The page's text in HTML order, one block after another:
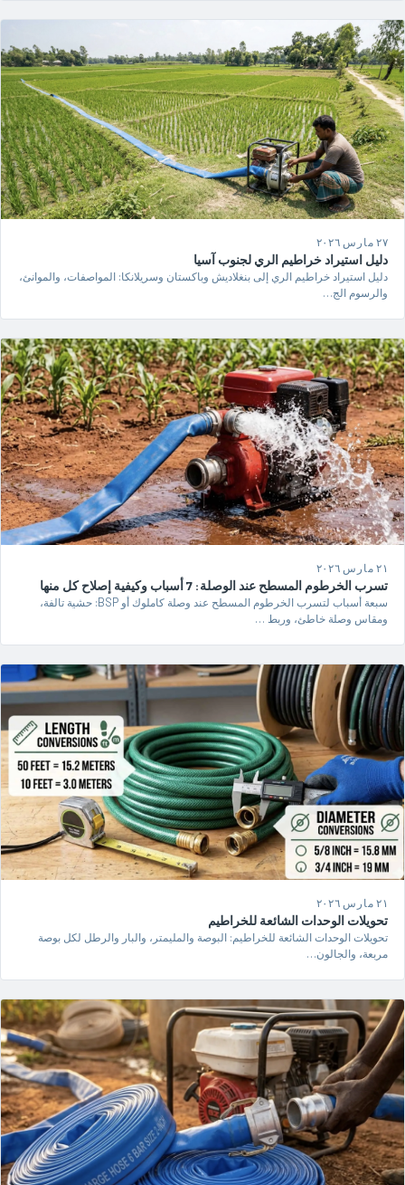
٢٧ مارس ٢٠٢٦
دليل استيراد خراطيم الري لجنوب آسيا
دليل استيراد خراطيم الري إلى بنغلاديش وباكستان وسريلانكا: المواصفات، والموانئ،
والرسوم الج…
٢١ مارس ٢٠٢٦
تسرب الخرطوم المسطح عند الوصلة: 7 أسباب وكيفية إصلاح كل منها
سبعة أسباب لتسرب الخرطوم المسطح عند وصلة كاملوك أو BSP: حشية تالفة،
ومقاس وصلة خاطئ، وربط …
٢١ مارس ٢٠٢٦
تحويلات الوحدات الشائعة للخراطيم
تحويلات الوحدات الشائعة للخراطيم: البوصة والمليمتر، والبار والرطل لكل بوصة
مربعة، والجالون…